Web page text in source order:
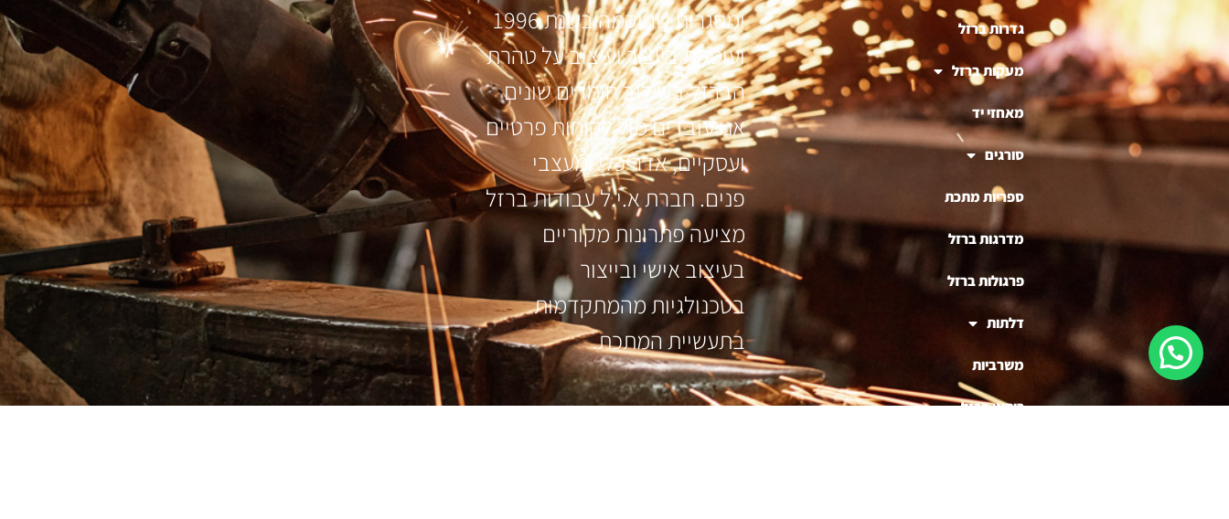
גדרות ברזל
מעקות ברזל
מאחזי יד
סורגים
ספריות מתכת
מדרגות ברזל
פרגולות ברזל
דלתות
משרביות
ריהוט ברזל
ומסגרות שהוקמה בשנת 1996
ועוסקת בייצור ועיצוב על טהרת
הברזל בשילוב חומרים שונים
אנו עובדים מול לקוחות פרטיים
ועסקיים, אדריכלי ומעצבי
פנים. חברת א.י.ל עבודות ברזל
מציעה פתרונות מקוריים
בעיצוב אישי ובייצור
בטכנולגיות מהמתקדמות
בתעשיית המתכת.